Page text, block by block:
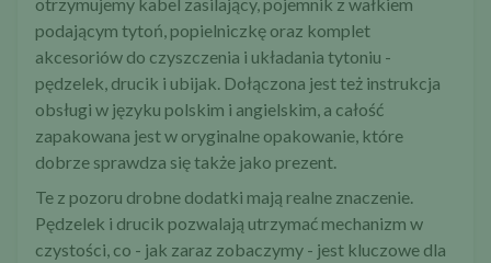
podającym tytoń, popielniczkę oraz komplet
akcesoriów do czyszczenia i układania tytoniu -
pędzelek, drucik i ubijak. Dołączona jest też instrukcja
obsługi w języku polskim i angielskim, a całość
zapakowana jest w oryginalne opakowanie, które
dobrze sprawdza się także jako prezent.
Te z pozoru drobne dodatki mają realne znaczenie.
Pędzelek i drucik pozwalają utrzymać mechanizm w
czystości, co - jak zaraz zobaczymy - jest kluczowe dla